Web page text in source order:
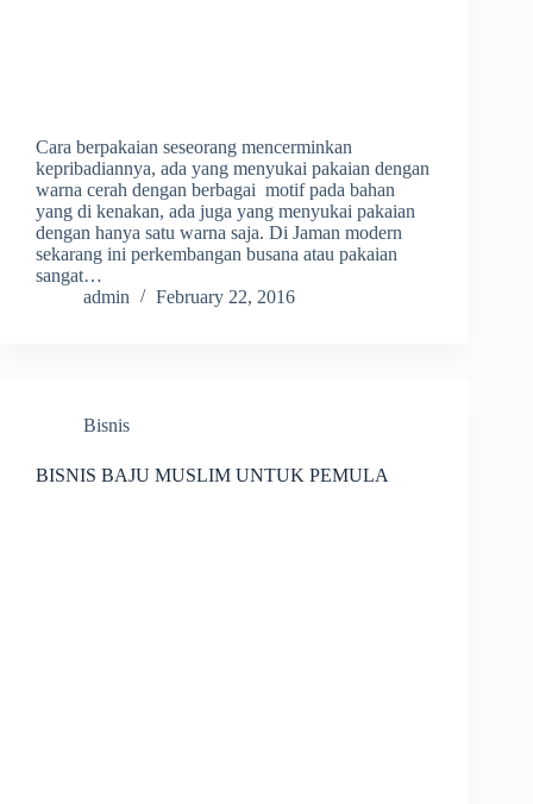
Cara berpakaian seseorang mencerminkan
kepribadiannya, ada yang menyukai pakaian dengan
warna cerah dengan berbagai motif pada bahan
yang di kenakan, ada juga yang menyukai pakaian
dengan hanya satu warna saja. Di Jaman modern
sekarang ini perkembangan busana atau pakaian
sangat…
admin
February 22, 2016
Bisnis
BISNIS BAJU MUSLIM UNTUK PEMULA